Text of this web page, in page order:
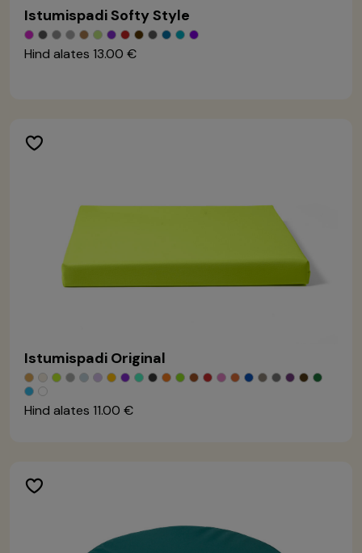
Istumispadi Softy Style
Hind alates 13.00 €
Istumispadi Original
Hind alates 11.00 €